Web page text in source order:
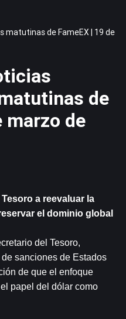
matutinas de FameEX | 19 de
de
marzo de
a reevaluar la
el dominio global
del Tesoro,
sanciones de Estados
de que el enfoque
papel del dólar como